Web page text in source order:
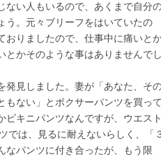
ない人もいるので、あくまで自分
う。元々ブリーフをはいていたの
おりましたので、仕事中に痛いと
とかそのような事はありませんでし
発見しました。妻が「あなた、そ
もない」とボクサーパンツを買って
ビキニパンツなんですが、ウエスト
では、見るに耐えないらしく、「
なパンツに付き合ったが、もう限